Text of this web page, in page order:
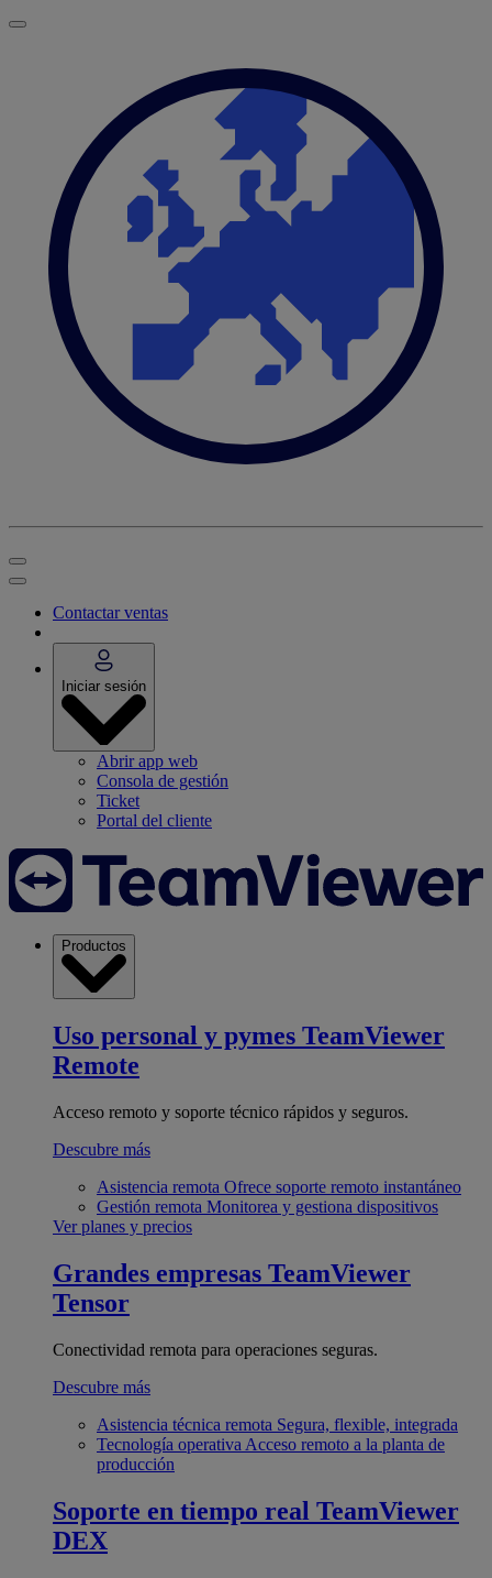
Contactar ventas
Iniciar sesión
Abrir app web
Consola de gestión
Ticket
Portal del cliente
Productos
Uso personal y pymes TeamViewer
Remote
Acceso remoto y soporte técnico rápidos y seguros.
Descubre más
Asistencia remota Ofrece soporte remoto instantáneo
Gestión remota Monitorea y gestiona dispositivos
Ver planes y precios
Grandes empresas TeamViewer
Tensor
Conectividad remota para operaciones seguras.
Descubre más
Asistencia técnica remota Segura, flexible, integrada
Tecnología operativa Acceso remoto a la planta de
producción
Soporte en tiempo real TeamViewer
DEX